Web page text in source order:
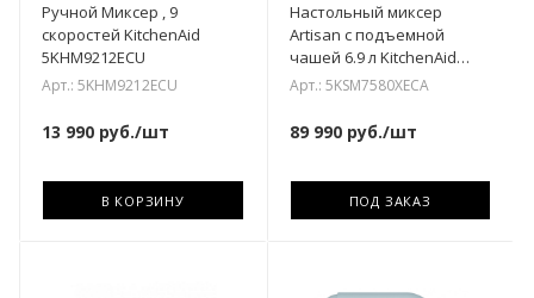
Ручной Миксер , 9
скоростей KitchenAid
5KHM9212ECU
Арт.: 5KHM9212ECU
13 990 руб./шт
В КОРЗИНУ
Настольный миксер
Artisan с подъемной
чашей 6.9 л KitchenAid
5KSM7580XECA
Арт.: 5KSM7580XECA
89 990руб./шт
ПОД ЗАКАЗ